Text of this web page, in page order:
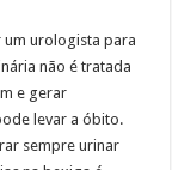
um urologista para
não é tratada
e gerar
levar a óbito.
sempre urinar